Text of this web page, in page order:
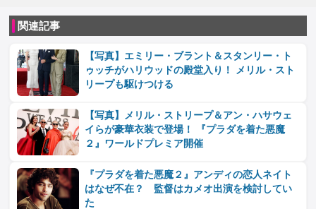
関連記事
【写真】エミリー・ブラント＆スタンリー・ト
ゥッチがハリウッドの殿堂入り！ メリル・スト
リープも駆けつける
【写真】メリル・ストリープ＆アン・ハサウェ
イらが豪華衣装で登場！ 『プラダを着た悪魔
２』ワールドプレミア開催
『プラダを着た悪魔２』アンディの恋人ネイト
はなぜ不在？ 監督はカメオ出演を検討してい
た